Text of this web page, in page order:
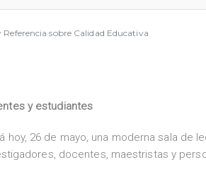
sobre Calidad Educativa
y estudiantes
hoy, 26 de mayo, una moderna sala de
docentes, maestristas y